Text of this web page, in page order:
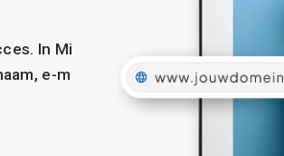
In Mi
e-m